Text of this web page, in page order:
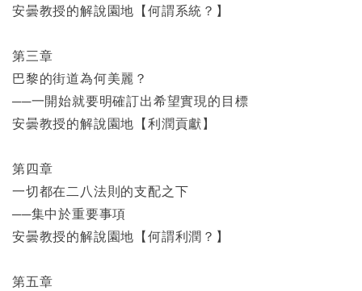
安曇教授的解說園地【何謂系統？】
第三章
巴黎的街道為何美麗？
──一開始就要明確訂出希望實現的目標
安曇教授的解說園地【利潤貢獻】
第四章
一切都在二八法則的支配之下
──集中於重要事項
安曇教授的解說園地【何謂利潤？】
第五章